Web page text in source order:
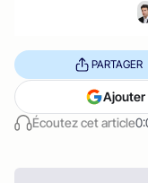
Écoutez cet article
PARTAGER
Ajouter